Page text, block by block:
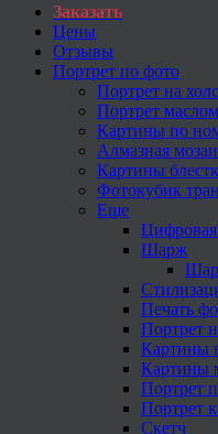
Заказать
Цены
Отзывы
Портрет по фото
Портрет на
Портрет маслом
Картины по
Алмазная
Картины
Фотокубик
Еще
Шарж
Печать
Портрет
Картины
Картины
Портрет
Портрет
Скетч